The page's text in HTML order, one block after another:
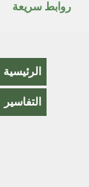
روابط سريعة
الرئيسية
التفاسير